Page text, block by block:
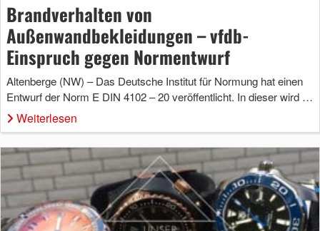
Brandverhalten von
Außenwandbekleidungen – vfdb-
Einspruch gegen Normentwurf
Altenberge (NW) – Das Deutsche Institut für Normung hat einen
Entwurf der Norm E DIN 4102 – 20 veröffentlicht. In dieser wird …
Weiterlesen